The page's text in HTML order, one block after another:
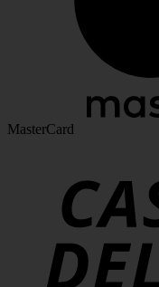
MasterCard